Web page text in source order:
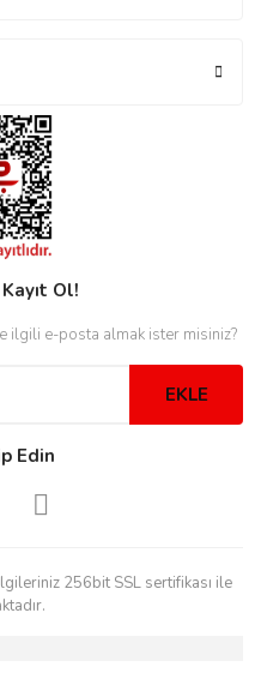
Ol!
ilgili e-posta almak ister misiniz?
EKLE
Edin
256bit SSL sertifikası ile